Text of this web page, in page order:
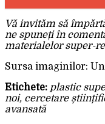
Vă invităm să
ne spuneți în
materialelor super-
Sursa imaginilor:
Etichete: plastic
noi, cercetare
avansată